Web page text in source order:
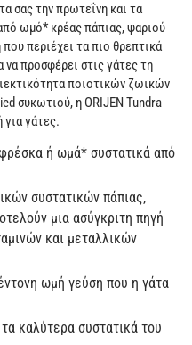
σας την πρωτεΐνη και τα
ωμό* κρέας πάπιας, ψαριού
περιέχει τα πιο θρεπτικά
προσφέρει στις γάτες τη
ποιοτικών ζωικών
συκωτιού, η ORIJEN Tundra
για γάτες.
ή ωμά* συστατικά από
συστατικών πάπιας,
μια ασύγκριτη πηγή
και μεταλλικών
ωμή γεύση που η γάτα
καλύτερα συστατικά του